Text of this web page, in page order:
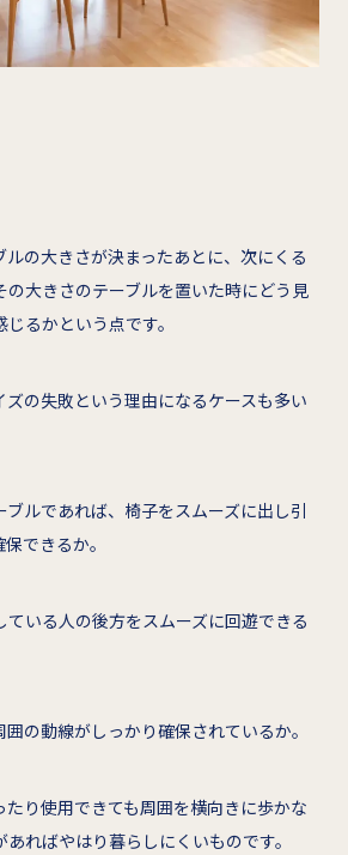
ルの大きさが決まったあとに、次にくる
の大きさのテーブルを置いた時にどう見
るかという点です。
ズの失敗という理由になるケースも多い
ルであれば、椅子をスムーズに出し引
できるか。
いる人の後方をスムーズに回遊できる
の動線がしっかり確保されているか。
たり使用できても周囲を横向きに歩かな
ればやはり暮らしにくいものです。